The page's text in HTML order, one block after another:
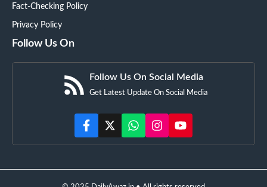
Fact-Checking Policy
Privacy Policy
Follow Us On
Follow Us On Social Media
Get Latest Update On Social Media